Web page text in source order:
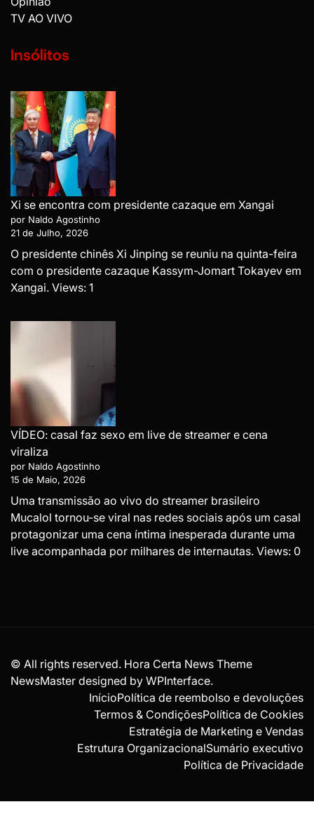
TV AO VIVO
Insólitos
Xi se encontra com presidente cazaque em Xangai
por Naldo Agostinho
21 de Julho, 2026
O presidente chinês Xi Jinping se reuniu na quinta-feira
com o presidente cazaque Kassym-Jomart Tokayev em
Xangai. Views: 1
VÍDEO: casal faz sexo em live de streamer e cena
viraliza
por Naldo Agostinho
15 de Maio, 2026
Uma transmissão ao vivo do streamer brasileiro
Mucalol tornou-se viral nas redes sociais após um casal
protagonizar uma cena íntima inesperada durante uma
live acompanhada por milhares de internautas. Views: 0
© All rights reserved. Hora Certa News Theme
NewsMaster designed by WPInterface.
InícioPolítica de reembolso e devoluções
Termos & CondiçõesPolítica de Cookies
Estratégia de Marketing e Vendas
Estrutura OrganizacionalSumário executivo
Política de Privacidade